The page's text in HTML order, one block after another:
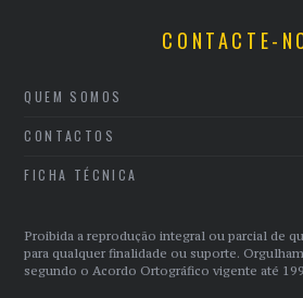
CONTACTE-
QUEM SOMOS
CONTACTOS
FICHA TÉCNICA
Proibida a reprodução integral ou parcial de
para qualquer finalidade ou suporte.
segundo o Acordo Ortográfico vigente até